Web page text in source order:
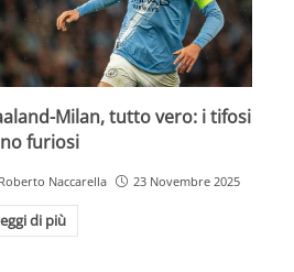
Milan, tutto vero: i tifosi
furiosi
Roberto Naccarella 23 Novembre 2025
di più